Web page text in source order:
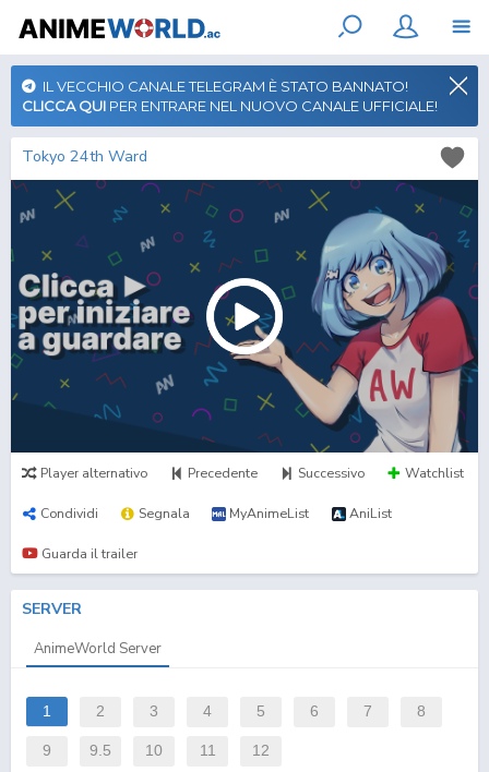
IL VECCHIO CANALE TELEGRAM È STATO BANNATO!
CLICCA QUI PER ENTRARE NEL NUOVO CANALE UFFICIALE!
Tokyo 24th Ward
Player alternativo Precedente Successivo Watchlist
Condividi Segnala MyAnimeList AniList
Guarda il trailer
SERVER
AnimeWorld Server
1 2 3 4 5 6 7 8
9 9.5 10 11 12